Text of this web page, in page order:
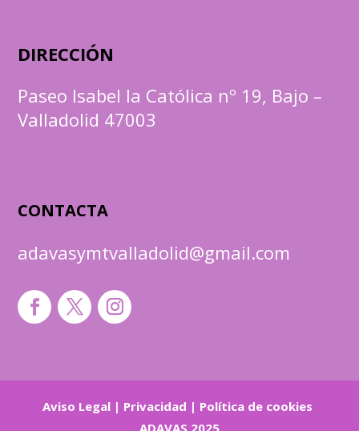
DIRECCIÓN
Paseo Isabel la Católica nº 19, Bajo –
Valladolid 47003
CONTACTA
adavasymtvalladolid@gmail.com
Aviso Legal | Privacidad | Política de cookies
ADAVAS 2025